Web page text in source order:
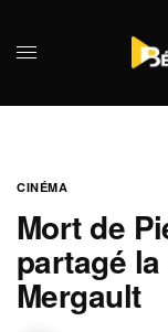
CINÉMA
Mort de
partagé
Mergault